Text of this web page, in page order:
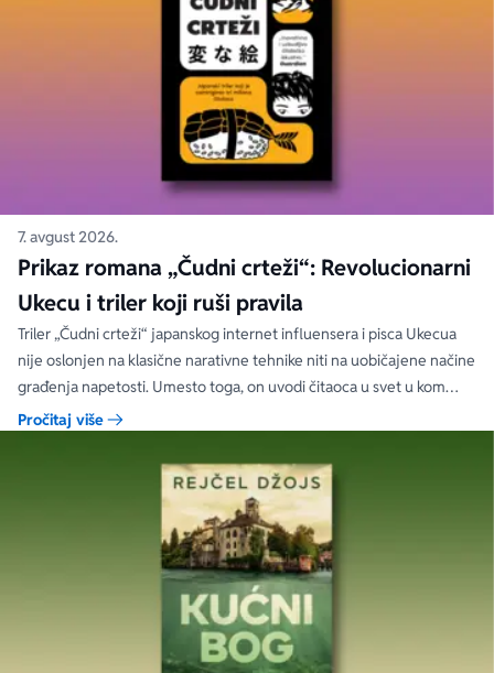
7. avgust 2026.
Prikaz romana „Čudni crteži“: Revolucionarni
Ukecu i triler koji ruši pravila
Triler „Čudni crteži“ japanskog internet influensera i pisca Ukecua
nije oslonjen na klasične narativne tehnike niti na uobičajene načine
građenja napetosti. Umesto toga, on uvodi čitaoca u svet u kom
priložene ilustracije govore više od reči, a ono što je nacrtano često
Pročitaj više